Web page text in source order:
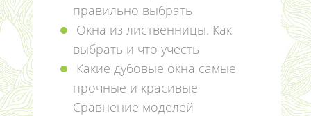
правильно выбрать
Окна из лиственницы. Как
выбрать и что учесть
Какие дубовые окна самые
прочные и красивые
Сравнение моделей